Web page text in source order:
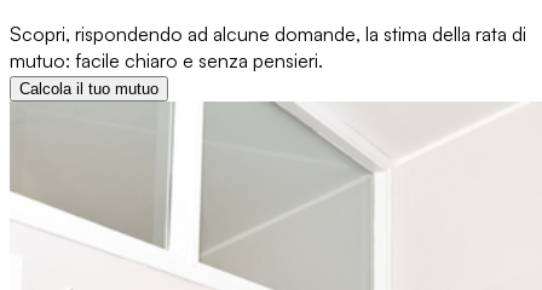
Scopri, rispondendo ad alcune domande, la stima della rata di
mutuo: facile chiaro e senza pensieri.
Calcola il tuo mutuo